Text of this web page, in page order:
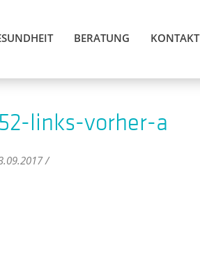
BERATUNG KONTAKT
links-vorher-a
/